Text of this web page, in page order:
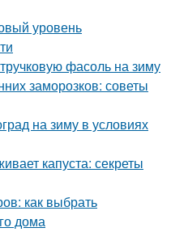
уровень
фасоль на зиму
заморозков: советы
на зиму в условиях
капуста: секреты
как выбрать
дома